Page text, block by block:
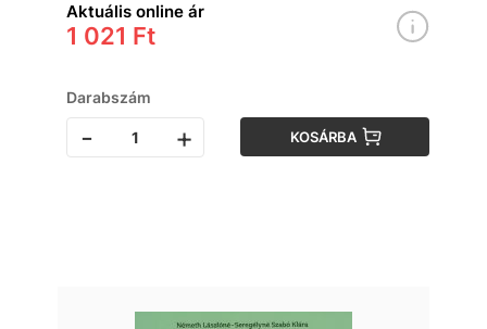
Aktuális online ár
1 021 Ft
Darabszám
- + KOSÁRBA